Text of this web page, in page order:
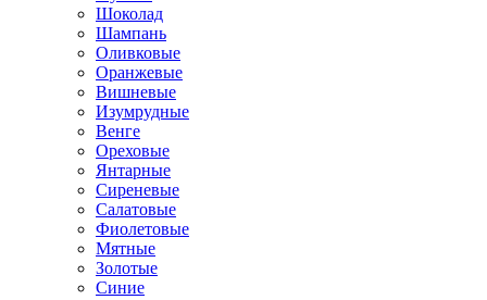
Шоколад
Шампань
Оливковые
Оранжевые
Вишневые
Изумрудные
Венге
Ореховые
Янтарные
Сиреневые
Салатовые
Фиолетовые
Мятные
Золотые
Синие